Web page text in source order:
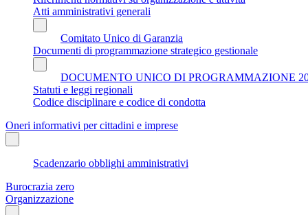
Atti amministrativi generali
Comitato Unico di Garanzia
Documenti di programmazione strategico gestionale
DOCUMENTO UNICO DI PROGRAMMAZIONE
Statuti e leggi regionali
Codice disciplinare e codice di condotta
Oneri informativi per cittadini e imprese
Scadenzario obblighi amministrativi
Burocrazia zero
Organizzazione